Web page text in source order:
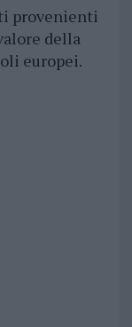
provenienti
della
europei.